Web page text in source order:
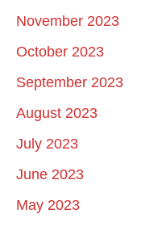
November 2023
October 2023
September 2023
August 2023
July 2023
June 2023
May 2023